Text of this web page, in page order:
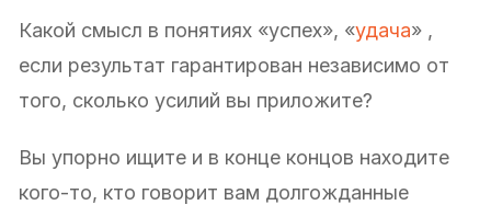
Какой смысл в понятиях «успех», «удача» ,
если результат гарантирован независимо от
того, сколько усилий вы приложите?
Вы упорно ищите и в конце концов находите
кого-то, кто говорит вам долгожданные